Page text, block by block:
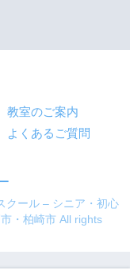
教室のご案内
よくあるご質問
クール – シニア・初心
・柏崎市 All rights